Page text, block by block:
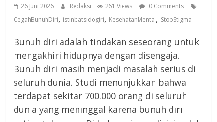
26 Juni 2026 Redaksi 261 Views
0 Comments
CegahBunuhDiri, istinbatsidogiri, KesehatanMental, StopStigma
Bunuh diri adalah tindakan seseorang untuk
mengakhiri hidupnya dengan disengaja.
Bunuh diri masih menjadi masalah serius di
seluruh dunia. Studi menunjukkan bahwa
terdapat sekitar 700.000 orang di seluruh
dunia yang meninggal karena bunuh diri